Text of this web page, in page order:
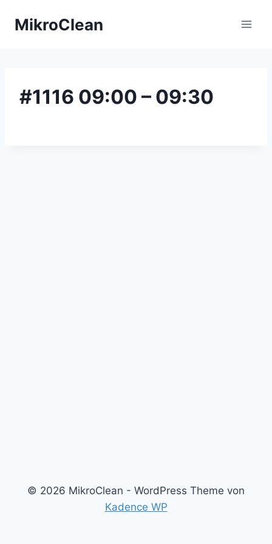
InhaltMikroClean
#1116 09:00 – 09:30
© 2026 MikroClean - WordPress Theme von
Kadence WP